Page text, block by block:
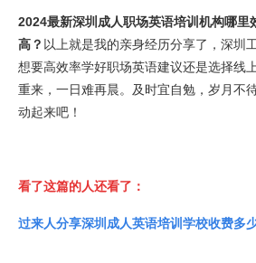
2024最新深圳成人职场英语培训机构哪里
高？ 以上就是我的亲身经历分享了，深圳
想要高效率学好职场英语建议还是选择线
重来，一日难再晨。及时宜自勉，岁月不
动起来吧！
看了这篇的人还看了：
过来人分享深圳成人英语培训学校收费多